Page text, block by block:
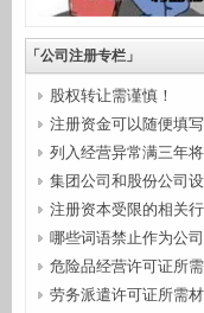
「公司注册专栏」
股权转让需谨慎！
注册资金可以随便填
列入经营异常满三年
营业...
集团公司和股份公司
注册资本受限的相关
哪些词语禁止作为公
危险品经营许可证所
劳务派遣许可证所需